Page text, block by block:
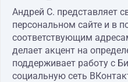
Андрей С. представляет
персональном сайте и в
соответствующим
делает акцент на
поддерживает работу с
социальную сеть